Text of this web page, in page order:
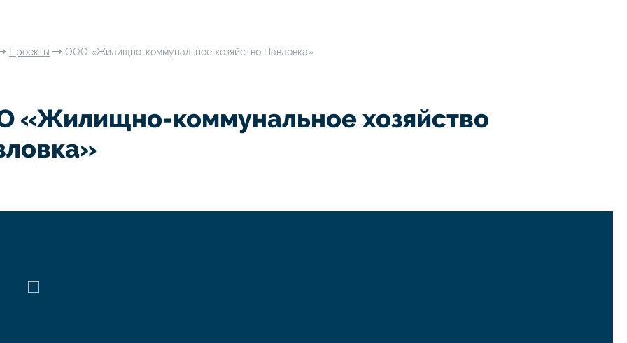
Проекты ООО «Жилищно-коммунальное хозяйство Павловка»
«Жилищно-коммунальное хозяйство